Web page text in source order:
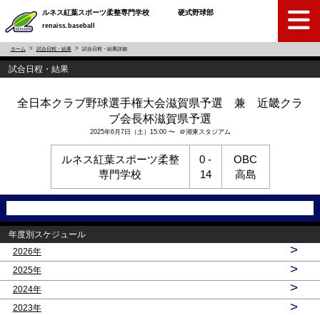
ルネス紅葉スポーツ柔整専門学校 硬式野球部
renaiss.baseball
ホーム 試合日程・結果 試合日程・結果詳細
試合日程・結果
全日本クラブ野球選手権大会滋賀県予選 兼 近畿クラ
ブ会長杯滋賀県予選
2025年6月7日（土）15:00 〜 ＠湖東スタジアム
ルネス紅葉スポーツ柔整
専門学校
0 -
14
OBC
高島
年度別スケジュール
2026年
>
2025年 >
2024年 >
2023年 >